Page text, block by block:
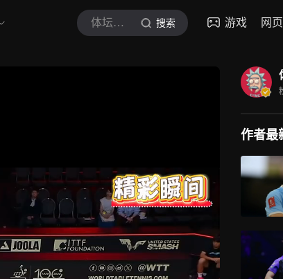
体坛半吊子 搜索 游戏 网
作者最